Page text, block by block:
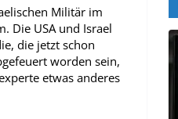
Militär im
Die USA und Israel
die jetzt schon
worden sein,
etwas anderes